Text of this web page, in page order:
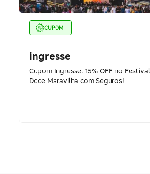
CUPOM
ingresse
Cupom Ingresse: 15% OFF no Festival
Doce Maravilha com Seguros!